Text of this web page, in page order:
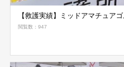
【救護実績】ミッドアマチュア
閲覧数：947